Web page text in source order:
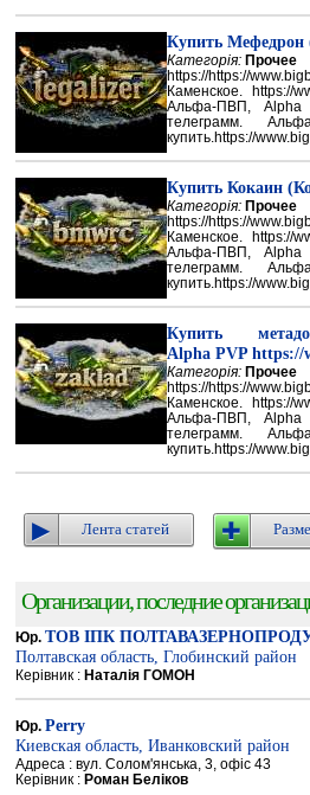
Купить
Категорія: Прочее
https://https://
Каменское. https://
Альфа-ПВП, Alpha
телеграмм.
купить.https://
Купить Кокаин
Категорія: Прочее
https://https://
Каменское. https://
Альфа-ПВП, Alpha
телеграмм.
купить.https://
Купить
Alpha PVP https://
Категорія: Прочее
https://https://
Каменское. https://
Альфа-ПВП, Alpha
телеграмм.
купить.https://
Лента статей
Организации, последние
Юр. ТОВ ІПК
Полтавская область, Глобинский район
Керівник : Наталія ГОМОН
Юр. Perry
Киевская область, Иванковский район
Адреса : вул. Солом'янська, 3, офіс 43
Керівник : Роман Беліков